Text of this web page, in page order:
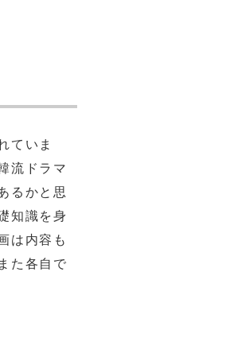
ていま
流ドラマ
るかと思
知識を身
は内容も
た各自で